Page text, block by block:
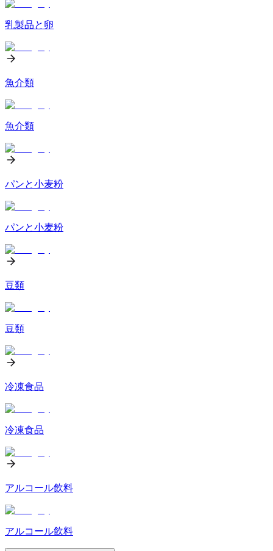
乳製品と卵
魚介類
魚介類
パンと小麦粉
パンと小麦粉
豆類
豆類
冷凍食品
冷凍食品
アルコール飲料
アルコール飲料